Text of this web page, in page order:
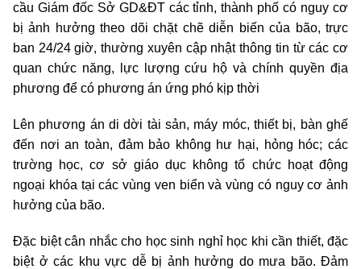
cầu Giám đốc Sở GD&ĐT các tỉnh, thành phố có nguy cơ
bị ảnh hưởng theo dõi chặt chẽ diễn biến của bão, trực
ban 24/24 giờ, thường xuyên cập nhật thông tin từ các cơ
quan chức năng, lực lượng cứu hộ và chính quyền địa
phương để có phương án ứng phó kịp thời
Lên phương án di dời tài sản, máy móc, thiết bị, bàn ghế
đến nơi an toàn, đảm bảo không hư hại, hỏng hóc; các
trường học, cơ sở giáo dục không tổ chức hoạt động
ngoại khóa tại các vùng ven biển và vùng có nguy cơ ảnh
hưởng của bão.
Đặc biệt cân nhắc cho học sinh nghỉ học khi cần thiết, đặc
biệt ở các khu vực dễ bị ảnh hưởng do mưa bão. Đảm